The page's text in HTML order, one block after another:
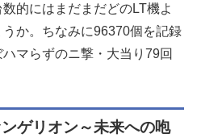
的にはまだまだどのLT機よ
か。ちなみに96370個を記録
マらずのニ撃・大当り79回
ゲリオン～未来への咆